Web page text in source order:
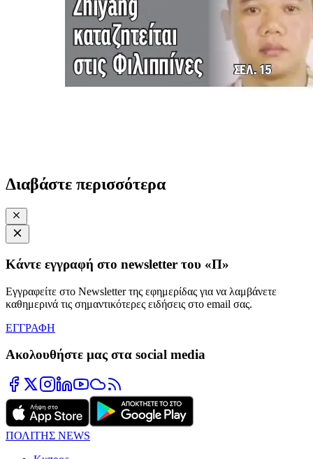
Διαβάστε περισσότερα
Κάντε εγγραφή στο newsletter του «Π»
Εγγραφείτε στο Newsletter της εφημερίδας για να λαμβάνετε
καθημερινά τις σημαντικότερες ειδήσεις στο email σας.
ΕΓΓΡΑΦΗ
Ακολουθήστε μας στα social media
ΠΟΛΙΤΗΣ NEWS